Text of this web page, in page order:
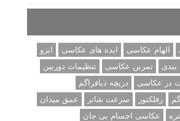
الهام عکاسی ایده های عکاسی
ایزو
بندی تمرین عکاسی
تنظیمات دوربین
در عکاسی
دریچه دیافراگم
رفلکتور سرعت شاتر
عمق میدان
عکاسی اجسام بی جان